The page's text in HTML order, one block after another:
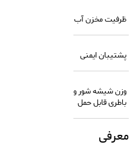
ظرفیت مخزن آب
پشتیبان ایمنی
وزن شیشه شور و
باطری قابل حمل
معرفی